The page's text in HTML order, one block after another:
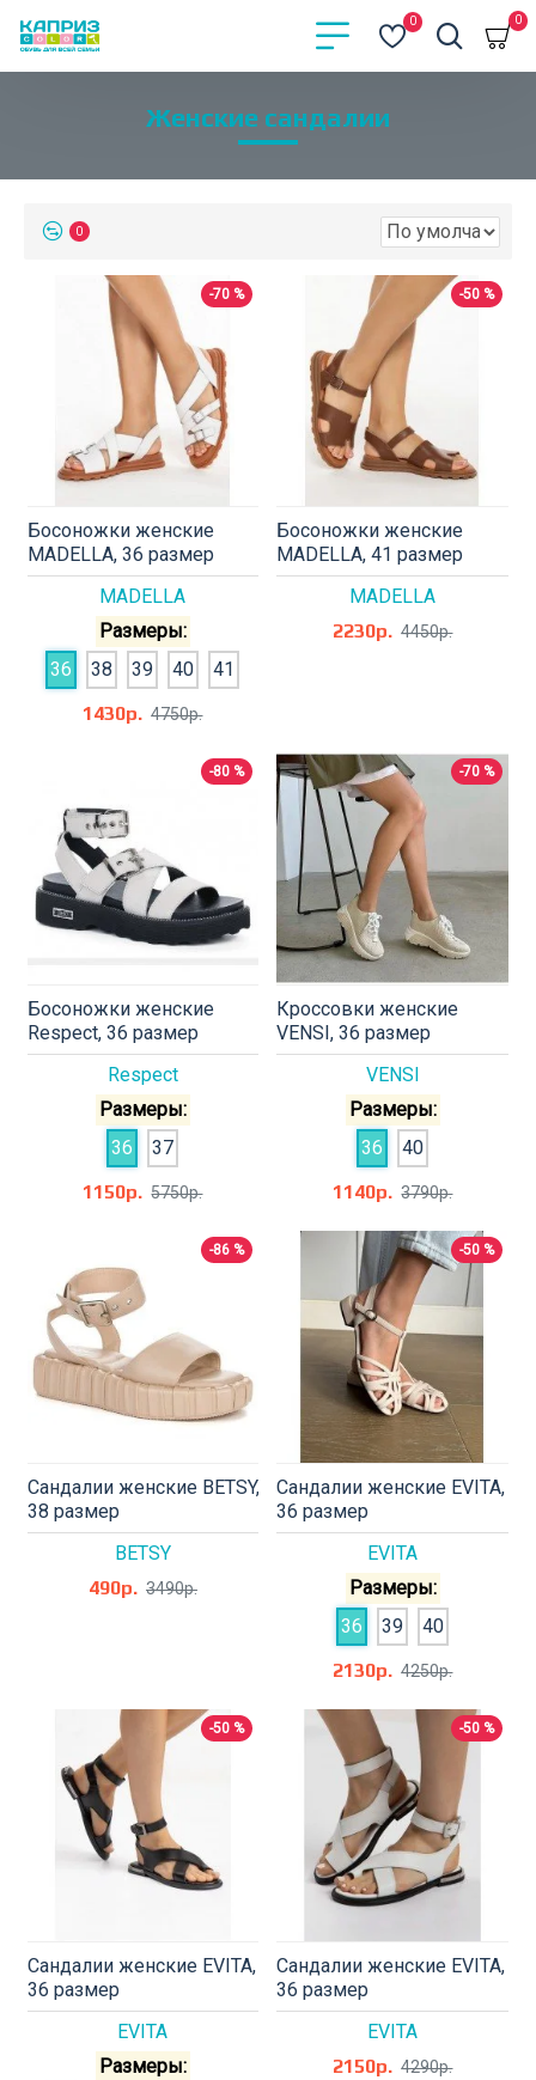
0 0
Женские сандалии
0
-70 %
MADELLA
Босоножки женские
MADELLA, 36 размер
Размеры:
36
38 39 40
41
1430р. 4750р.
-50 %
MADELLA
Босоножки женские
MADELLA, 41 размер
2230р. 4450р.
-80 %
Respect
Босоножки женские
Respect, 36 размер
Размеры:
36
37
1150р. 5750р.
-70 %
VENSI
Кроссовки женские
VENSI, 36 размер
Размеры:
36
40
1140р. 3790р.
-86 %
BETSY
Сандалии женские BETSY,
38 размер
490р. 3490р.
-50 %
EVITA
Сандалии женские EVITA,
36 размер
Размеры:
36
39
40
2130р. 4250р.
-50 %
EVITA
Сандалии женские EVITA,
36 размер
Размеры:
-50 %
EVITA
Сандалии женские EVITA,
36 размер
2150р. 4290р.